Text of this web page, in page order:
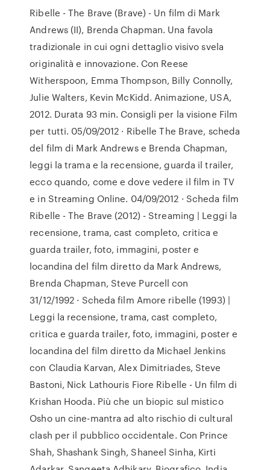
Ribelle - The Brave (Brave) - Un film di Mark
Andrews (II), Brenda Chapman. Una favola
tradizionale in cui ogni dettaglio visivo svela
originalità e innovazione. Con Reese
Witherspoon, Emma Thompson, Billy Connolly,
Julie Walters, Kevin McKidd. Animazione, USA,
2012. Durata 93 min. Consigli per la visione Film
per tutti. 05/09/2012 · Ribelle The Brave, scheda
del film di Mark Andrews e Brenda Chapman,
leggi la trama e la recensione, guarda il trailer,
ecco quando, come e dove vedere il film in TV
e in Streaming Online. 04/09/2012 · Scheda film
Ribelle - The Brave (2012) - Streaming | Leggi la
recensione, trama, cast completo, critica e
guarda trailer, foto, immagini, poster e
locandina del film diretto da Mark Andrews,
Brenda Chapman, Steve Purcell con
31/12/1992 · Scheda film Amore ribelle (1993) |
Leggi la recensione, trama, cast completo,
critica e guarda trailer, foto, immagini, poster e
locandina del film diretto da Michael Jenkins
con Claudia Karvan, Alex Dimitriades, Steve
Bastoni, Nick Lathouris Fiore Ribelle - Un film di
Krishan Hooda. Più che un biopic sul mistico
Osho un cine-mantra ad alto rischio di cultural
clash per il pubblico occidentale. Con Prince
Shah, Shashank Singh, Shaneel Sinha, Kirti